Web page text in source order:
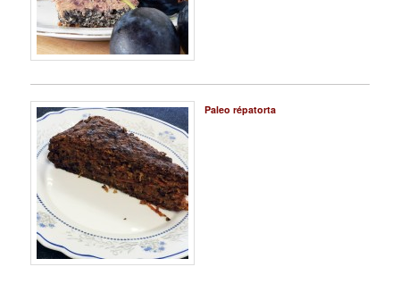
Paleo répatorta